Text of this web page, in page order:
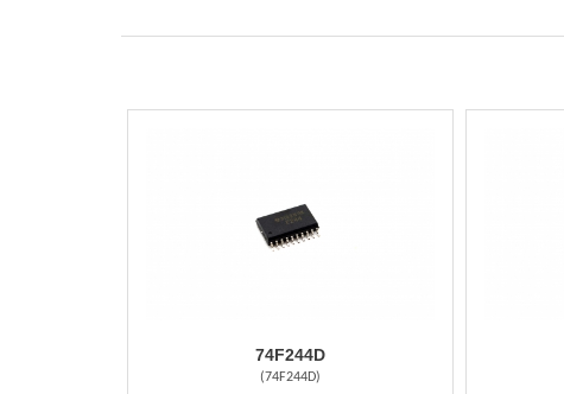
74F244D
(74F244D)